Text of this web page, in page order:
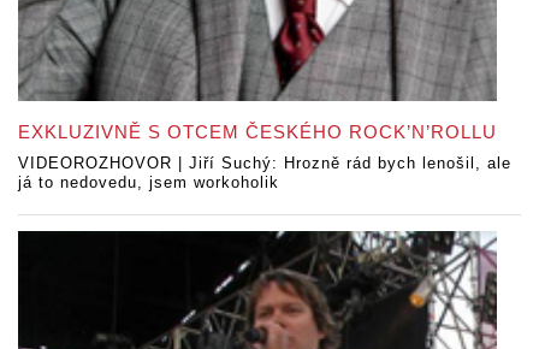
EXKLUZIVNĚ S OTCEM ČESKÉHO ROCK’N’ROLLU
VIDEOROZHOVOR | Jiří Suchý: Hrozně rád bych lenošil, ale
já to nedovedu, jsem workoholik